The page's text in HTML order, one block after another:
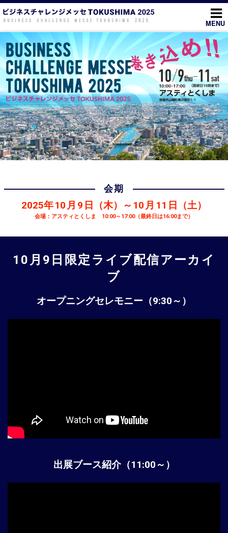
コ
ン
テ
ン
ツ
へ
ス
キ
ッ
プ
MENU
会期
2025年10 月 9 日（木）～ 10 月 11 日（土）
会場：アスティとくしま 10:00～17:00（最終日は16:00まで）
10月9日限定ライブ配信アーカイ
ブ
オープニングセレモニー（9:30～）
出展ブース紹介（11:00～）